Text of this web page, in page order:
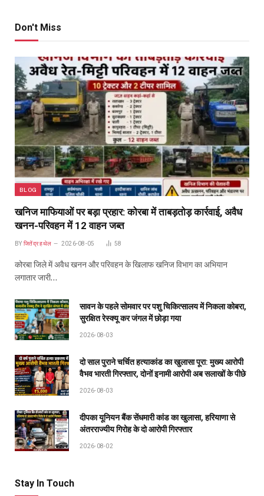
Don't Miss
BLOG
खनिज माफियाओं पर बड़ा प्रहार: कोरबा में ताबड़तोड़ कार्रवाई, अवैध
खनन-परिवहन में 12 वाहन जब्त
BY जितेंद्र हथेल 2026-08-05 58
कोरबा जिले में अवैध खनन और परिवहन के खिलाफ खनिज विभाग का अभियान
लगातार जारी…
सावन के पहले सोमवार पर पशु चिकित्सालय में निकला कोबरा,
सुरक्षित रेस्क्यू कर जंगल में छोड़ा गया
2026-08-03
दो साल पुराने चर्चित हत्याकांड का खुलासा पूरा: मुख्य आरोपी
वैभव भारती गिरफ्तार, दोनों इनामी आरोपी अब सलाखों के पीछे
2026-08-03
दीपका यूनियन बैंक सेंधमारी कांड का खुलासा, हरियाणा से
अंतरराज्यीय गिरोह के दो आरोपी गिरफ्तार
2026-08-02
Stay In Touch